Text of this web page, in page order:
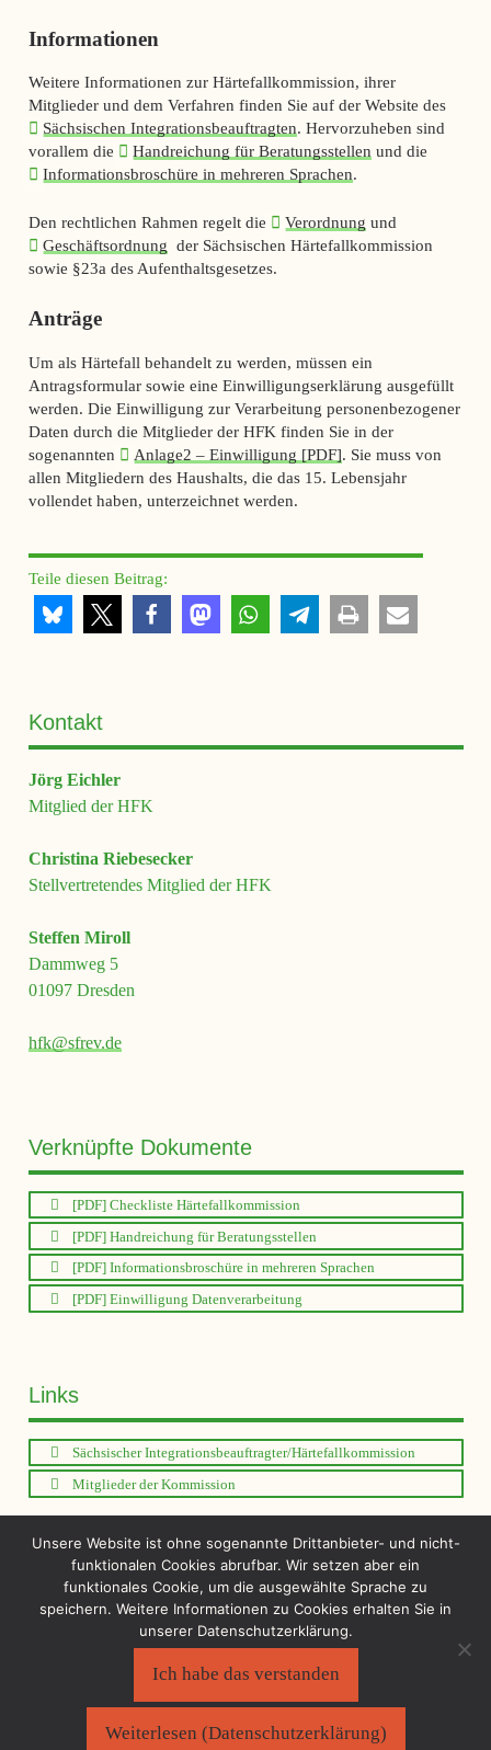
Informationen
Weitere Informationen zur Härtefallkommission, ihrer
Mitglieder und dem Verfahren finden Sie auf der Website des
Sächsischen Integrationsbeauftragten. Hervorzuheben sind
vorallem die
Handreichung für Beratungsstellen und die
Informationsbroschüre in mehreren Sprachen.
Den rechtlichen Rahmen regelt die Verordnung und
Geschäftsordnung der Sächsischen Härtefallkommission
sowie §23a des Aufenthaltsgesetzes.
Anträge
Um als Härtefall behandelt zu werden, müssen ein
Antragsformular sowie eine Einwilligungserklärung ausgefüllt
werden. Die Einwilligung zur Verarbeitung personenbezogener
Daten durch die Mitglieder der HFK finden Sie in der
sogenannten
Anlage2 – Einwilligung [PDF]. Sie muss von
allen Mitgliedern des Haushalts, die das 15. Lebensjahr
vollendet haben, unterzeichnet werden.
Teile diesen Beitrag:
Kontakt
Jörg Eichler
Mitglied der HFK
Christina Riebesecker
Stellvertretendes Mitglied der HFK
Steffen Miroll
Dammweg 5
01097 Dresden
hfk@sfrev.de
Verknüpfte Dokumente
[PDF] Checkliste Härtefallkommission
[PDF] Handreichung für Beratungsstellen
[PDF] Informationsbroschüre in mehreren Sprachen
[PDF] Einwilligung Datenverarbeitung
Links
Sächsischer Integrationsbeauftragter/Härtefallkommission
Mitglieder der Kommission
Sächs. Härtefallkommissionsverordnung
[PDF] Geschäftsordnung HFK
Unsere Website ist ohne sogenannte Drittanbieter- und nicht-
funktionalen Cookies abrufbar. Wir setzen aber ein
funktionales Cookie, um die ausgewählte Sprache zu
speichern. Weitere Informationen zu Cookies erhalten Sie in
unserer Datenschutzerklärung.
Ich habe das verstanden
Weiterlesen (Datenschutzerklärung)